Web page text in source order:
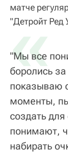
матче
"Детройт Ред
«
"Мы все
боролись
показываю
моменты,
создать
понимают,
набирать